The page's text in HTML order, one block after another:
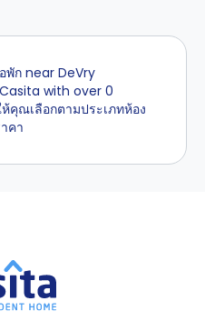
พัก near DeVry
with over 0
คุณเลือกตามประเภทห้อง
คา